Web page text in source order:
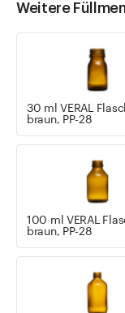
Weitere
30 ml VERAL
braun, PP-28
100 ml VERAL
braun, PP-28